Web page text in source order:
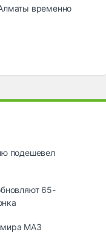
временно
подешевел
65-
МАЗ